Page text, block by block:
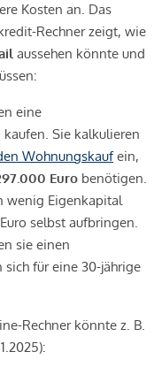
Kosten an. Das
Rechner zeigt, wie
aussehen könnte und
eine
Sie kalkulieren
Wohnungskaufein,
Euro benötigen.
wenig Eigenkapital
selbst aufbringen.
sie einen
für eine 30-jährige
Rechner könnte z. B.